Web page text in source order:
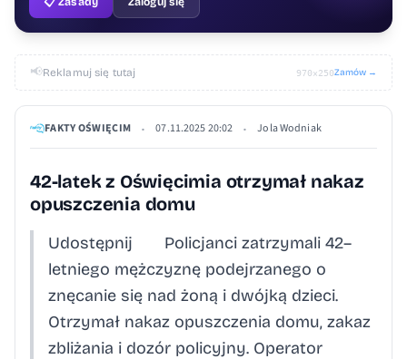
📢Reklamuj się tutaj 970×250Zamów →
FAKTY OŚWIĘCIM • 07.11.2025 20:02 • Jola Wodniak
42-latek z Oświęcimia otrzymał nakaz
opuszczenia domu
Udostępnij Policjanci zatrzymali 42–
letniego mężczyznę podejrzanego o
znęcanie się nad żoną i dwójką dzieci.
Otrzymał nakaz opuszczenia domu, zakaz
zbliżania i dozór policyjny. Operator